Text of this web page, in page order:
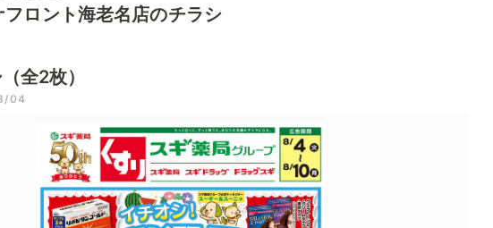
フロント海老名店のチラシ
全2枚）
04